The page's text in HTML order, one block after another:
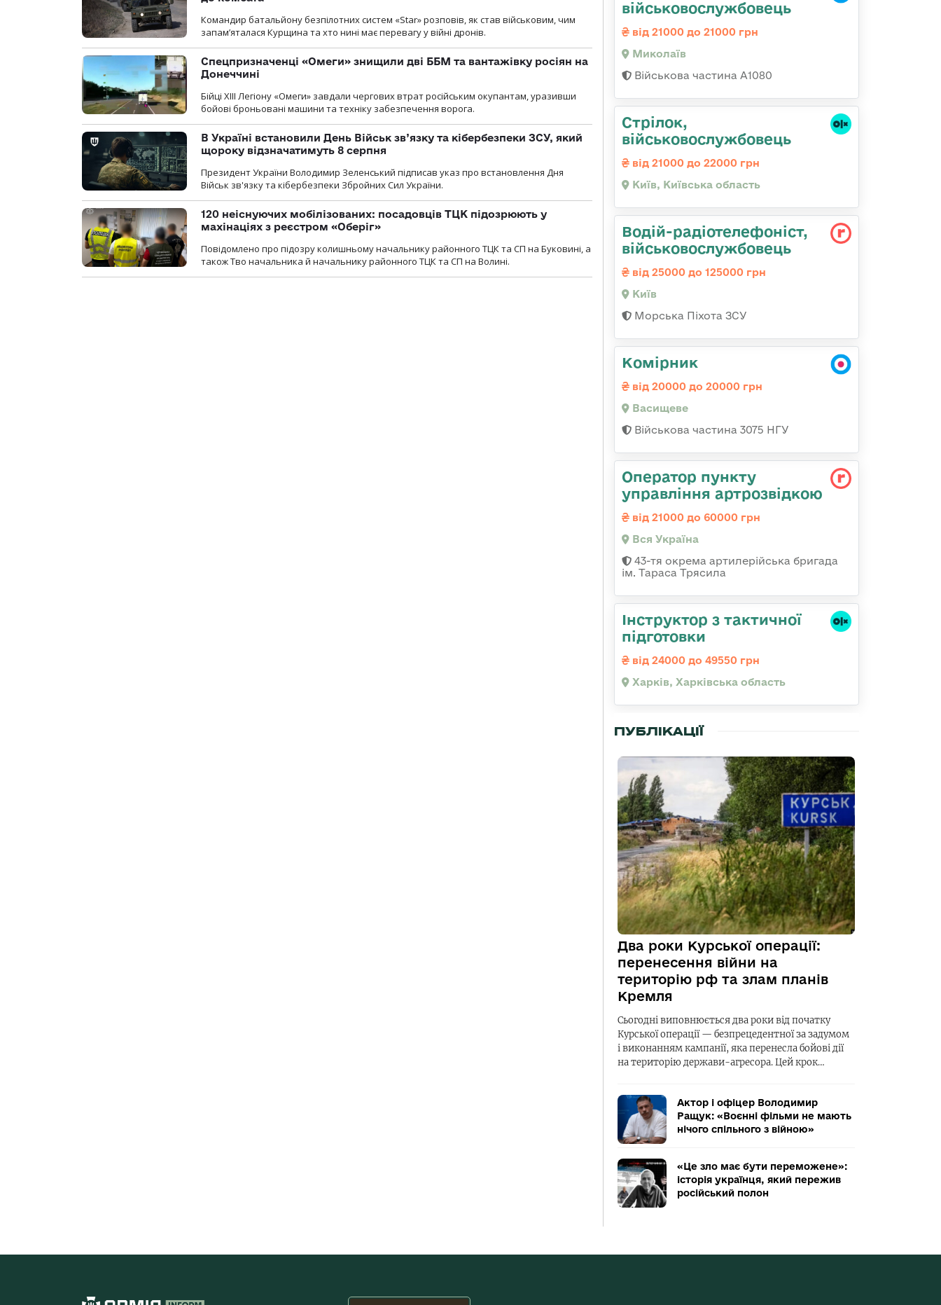
Командир батальйону безпілотних систем «Star» розповів, як став військовим, чим
запам’яталася Курщина та хто нині має перевагу у війні дронів.
Спецпризначенці «Омеги» знищили дві ББМ та вантажівку росіян на
Донеччині
Бійці ХІІІ Легіону «Омеги» завдали чергових втрат російським окупантам, уразивши
бойові броньовані машини та техніку забезпечення ворога.
В Україні встановили День Військ зв’язку та кібербезпеки ЗСУ, який
щороку відзначатимуть 8 серпня
Президент України Володимир Зеленський підписав указ про встановлення Дня
Військ зв'язку та кібербезпеки Збройних Сил України.
120 неіснуючих мобілізованих: посадовців ТЦК підозрюють у
махінаціях з реєстром «Оберіг»
Повідомлено про підозру колишньому начальнику районного ТЦК та СП на Буковині, а
також Тво начальника й начальнику районного ТЦК та СП на Волині.
військовослужбовець
від 21000 до 21000 грн
Миколаїв
Військова частина А1080
Стрілок,
військовослужбовець
від 21000 до 22000 грн
Київ, Київська область
Водій-радіотелефоніст,
військовослужбовець
від 25000 до 125000 грн
Київ
Морська Піхота ЗСУ
Комірник
від 20000 до 20000 грн
Васищеве
Військова частина 3075 НГУ
Оператор пункту
управління артрозвідкою
від 21000 до 60000 грн
Вся Україна
43-тя окрема артилерійська бригада
ім. Тараса Трясила
Інструктор з тактичної
підготовки
від 24000 до 49550 грн
Харків, Харківська область
ПУБЛІКАЦІЇ
Два роки Курської операції:
перенесення війни на
територію рф та злам планів
Кремля
Сьогодні виповнюється два роки від початку
Курської операції — безпрецедентної за задумом
і виконанням кампанії, яка перенесла бойові дії
на територію держави-агресора. Цей крок…
Актор і офіцер Володимир
Ращук: «Воєнні фільми не мають
нічого спільного з війною»
«Це зло має бути переможене»:
історія українця, який пережив
російський полон